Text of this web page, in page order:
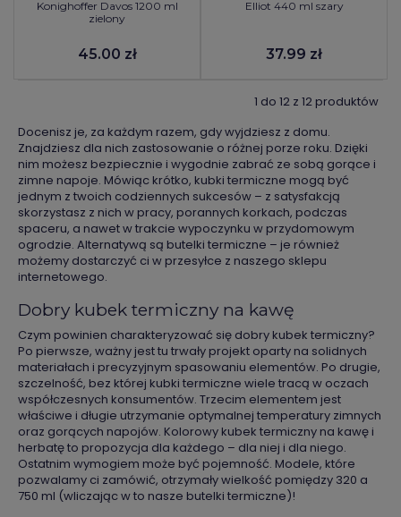
Konighoffer Davos 1200 ml
zielony
45.00 zł
Elliot 440 ml szary
37.99 zł
1 do 12 z 12 produktów
Docenisz je, za każdym razem, gdy wyjdziesz z domu.
Znajdziesz dla nich zastosowanie o różnej porze roku. Dzięki
nim możesz bezpiecznie i wygodnie zabrać ze sobą gorące i
zimne napoje. Mówiąc krótko, kubki termiczne mogą być
jednym z twoich codziennych sukcesów – z satysfakcją
skorzystasz z nich w pracy, porannych korkach, podczas
spaceru, a nawet w trakcie wypoczynku w przydomowym
ogrodzie. Alternatywą są butelki termiczne – je również
możemy dostarczyć ci w przesyłce z naszego sklepu
internetowego.
Dobry kubek termiczny na kawę
Czym powinien charakteryzować się dobry kubek termiczny?
Po pierwsze, ważny jest tu trwały projekt oparty na solidnych
materiałach i precyzyjnym spasowaniu elementów. Po drugie,
szczelność, bez której kubki termiczne wiele tracą w oczach
współczesnych konsumentów. Trzecim elementem jest
właściwe i długie utrzymanie optymalnej temperatury zimnych
oraz gorących napojów. Kolorowy kubek termiczny na kawę i
herbatę to propozycja dla każdego – dla niej i dla niego.
Ostatnim wymogiem może być pojemność. Modele, które
pozwalamy ci zamówić, otrzymały wielkość pomiędzy 320 a
750 ml (wliczając w to nasze butelki termiczne)!